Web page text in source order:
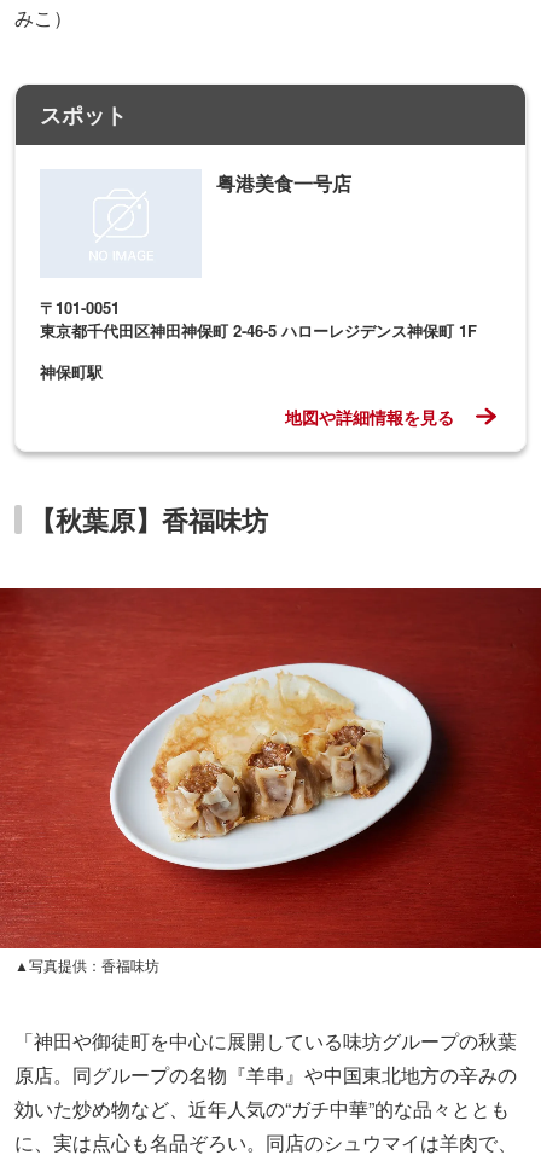
みこ）
スポット
粤港美食一号店
〒101-0051
東京都千代田区神田神保町 2-46-5 ハローレジデンス神保町 1F
神保町駅
地図や詳細情報を見る
【秋葉原】香福味坊
▲写真提供：香福味坊
「神田や御徒町を中心に展開している味坊グループの秋葉
原店。同グループの名物『羊串』や中国東北地方の辛みの
効いた炒め物など、近年人気の“ガチ中華”的な品々ととも
に、実は点心も名品ぞろい。同店のシュウマイは羊肉で、